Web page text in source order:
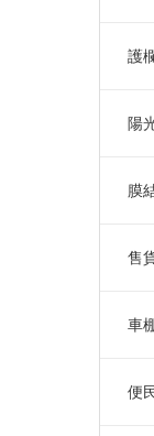
護
陽
膜
售
車
便